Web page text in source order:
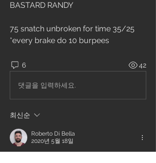
BASTARD RANDY
75 snatch unbroken for time 35/25
*every brake do 10 burpees
6 42
댓글을 입력하세요.
최신순
Roberto Di Bella
2020년 5월 18일